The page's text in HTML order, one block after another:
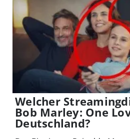
Welcher
Bob Marley: One
Deutschland?